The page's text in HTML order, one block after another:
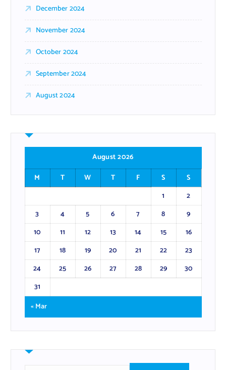
December 2024
November 2024
October 2024
September 2024
August 2024
August 2026
M
T W T F S
S
1
2
3
4 5 6 7 8
9
10
11 12 13 14 15
16
17
18 19 20 21 22
23
24
25 26 27 28 29
30
31
« Mar